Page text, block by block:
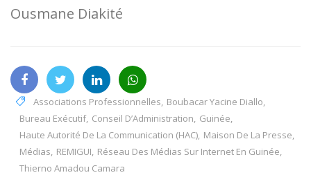
Ousmane Diakité
Associations Professionnelles, Boubacar Yacine Diallo,
Bureau Exécutif, Conseil D’Administration, Guinée,
Haute Autorité De La Communication (HAC), Maison De La Presse,
Médias, REMIGUI, Réseau Des Médias Sur Internet En Guinée,
Thierno Amadou Camara